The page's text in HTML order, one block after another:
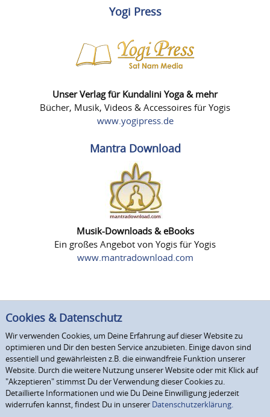
Yogi Press
Unser Verlag für Kundalini Yoga & mehr
Bücher, Musik, Videos & Accessoires für Yogis
www.yogipress.de
Mantra Download
Musik-Downloads & eBooks
Ein großes Angebot von Yogis für Yogis
www.mantradownload.com
Cookies & Datenschutz
Wir verwenden Cookies, um Deine Erfahrung auf dieser Website zu
optimieren und Dir den besten Service anzubieten. Einige davon sind
essentiell und gewährleisten z.B. die einwandfreie Funktion unserer
Website. Durch die weitere Nutzung unserer Website oder mit Klick auf
"Akzeptieren" stimmst Du der Verwendung dieser Cookies zu.
Detaillierte Informationen und wie Du Deine Einwilligung jederzeit
widerrufen kannst, findest Du in unserer Datenschutzerklärung.